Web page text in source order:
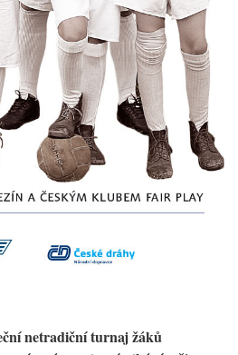
netradiční turnaj žáků